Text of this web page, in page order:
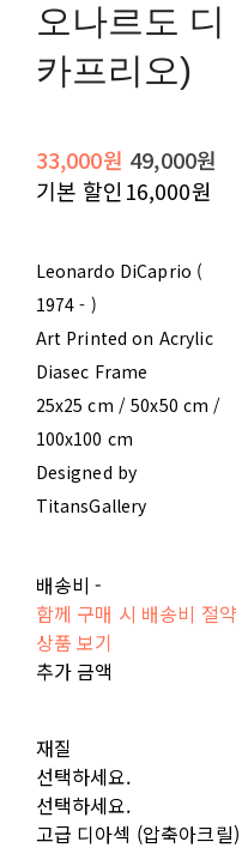
오나르도 디
카프리오)
33,000원 49,000원
기본 할인 16,000원
Leonardo DiCaprio (
1974 - )
Art Printed on Acrylic
Diasec Frame
25x25 cm / 50x50 cm /
100x100 cm
Designed by
TitansGallery
배송비-
함께 구매 시 배송비 절약
상품 보기
추가 금액
재질
선택하세요.
선택하세요.
고급 디아섹 (압축아크릴)